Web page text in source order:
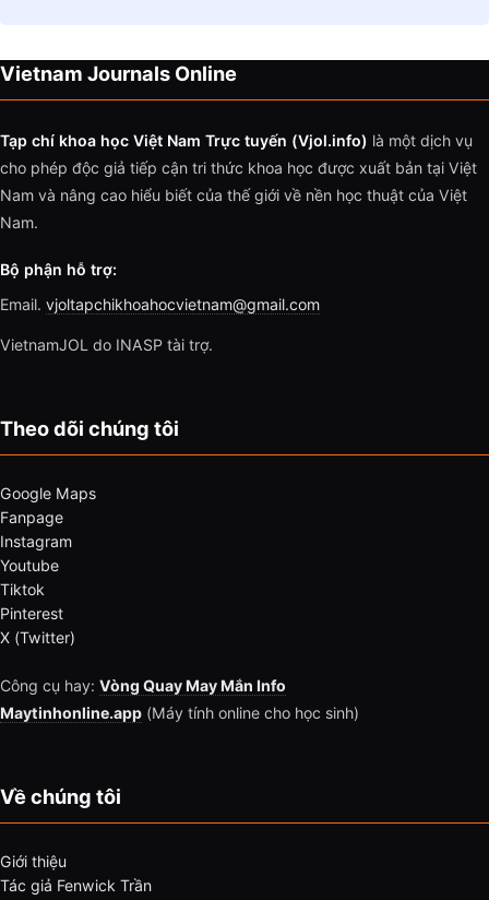
Vietnam Journals Online
Tạp chí khoa học Việt Nam Trực tuyến (Vjol.info) là một dịch vụ
cho phép độc giả tiếp cận tri thức khoa học được xuất bản tại Việt
Nam và nâng cao hiểu biết của thế giới về nền học thuật của Việt
Nam.
Bộ phận hỗ trợ:
Email. vjoltapchikhoahocvietnam@gmail.com
VietnamJOL do INASP tài trợ.
Theo dõi chúng tôi
Google Maps
Fanpage
Instagram
Youtube
Tiktok
Pinterest
X (Twitter)
Công cụ hay: Vòng Quay May Mắn Info
Maytinhonline.app (Máy tính online cho học sinh)
Về chúng tôi
Giới thiệu
Tác giả Fenwick Trần